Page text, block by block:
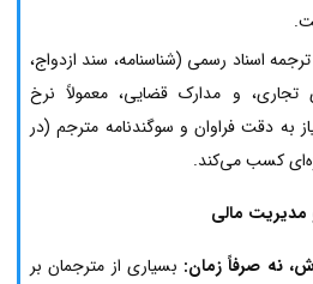
ترجمه اسناد رسمی (شناسنامه، سند ازدواج،
تجاری، و مدارک قضایی، معمولاً نرخ
به دقت فراوان و سوگندنامه مترجم (در
کسب می‌کند.
نه صرفاً زمان: بسیاری از مترجمان بر